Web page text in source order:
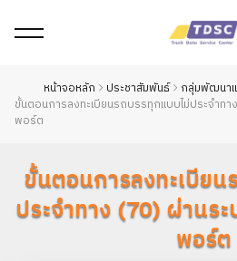
หน้าจอหลัก ประชาสัมพันธ์
กลุ่มพัฒนาแ
ขั้นตอนการลงทะเบียนรถบรรทุกแบบไม่ประจำท
พอร์ต
ขั้นตอนการลงทะเบียน
ประจำทาง (70) ผ่านร
พอร์ต